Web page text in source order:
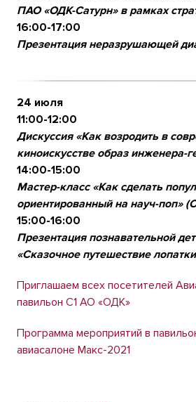
ПАО «ОДК-Сатурн» в рамках
16:00-17:00
Презентация неразрушающей
24 июля
11:00-12:00
Дискуссия «Как возродить в
киноискусстве образ инженера-
14:00-15:00
Мастер-класс «Как сделать
ориентированный на науч-поп»
15:00-16:00
Презентация познавательной
«Сказочное путешествие
Приглашаем всех посетителей
павильон С1 АО «ОДК»
Программа мероприятий в
авиасалоне Макс-2021